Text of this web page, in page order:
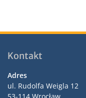
Kontakt
Adres
ul. Rudolfa Weigla 12